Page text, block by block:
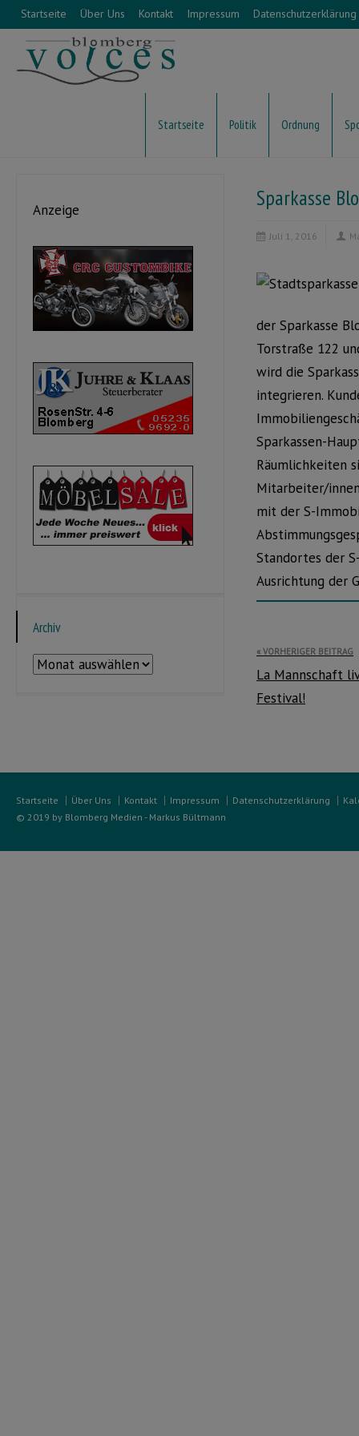
Startseite Über Uns Kontakt Impressum Datenschutzerklärung
Startseite Politik Ordnung
Sparkasse
Juli 1, 2016
der Sparkasse
Torstraße 122
wird die
integrieren.
Sparkassen-
Räumlichkeiten
Mitarbeiter/
mit der S-
Standortes der
Ausrichtung der
VORHERIGER BEITRAG
La Mannschaft
Festival!
Anzeige
Archiv
Archiv
Startseite Über Uns Kontakt Impressum Datenschutzerklärung
© 2019 by Blomberg Medien - Markus Bültmann